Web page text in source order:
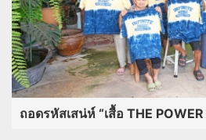
ถอดรหัสเสน่ห์ “เสื้อ THE